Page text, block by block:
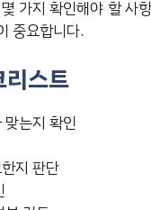
가지 확인해야 할 사
중요합니다.
리스트
는지 확인
지 판단